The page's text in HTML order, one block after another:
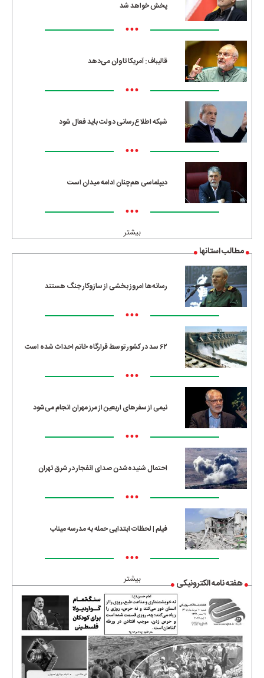
پخش خواهد شد
•••
قالیباف: آمریکا تاوان می‌دهد
•••
شبکه اطلاع‌رسانی دولت باید فعال شود
•••
دیپلماسی هم‌چنان ادامه میدان است
•••
بیشتر
مطالب استانها
رسانه‌ها امروز بخشی از سازوکار جنگ هستند
•••
۶۲ سد در کشور توسط قرارگاه خاتم احداث شده است
•••
نیمی از سفرهای اربعین از مرز مهران انجام می‌شود
•••
احتمال شنیده‌شدن صدای انفجار در شرق تهران
•••
فیلم | لحظات ابتدایی حمله به مدرسه میناب
•••
بیشتر هفته نامه الکترونیکی